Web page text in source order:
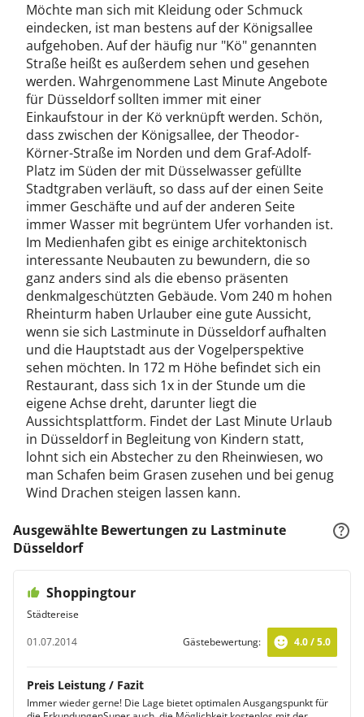
Möchte man sich mit Kleidung oder Schmuck
eindecken, ist man bestens auf der Königsallee
aufgehoben. Auf der häufig nur "Kö" genannten
Straße heißt es außerdem sehen und gesehen
werden. Wahrgenommene Last Minute Angebote
für Düsseldorf sollten immer mit einer
Einkaufstour in der Kö verknüpft werden. Schön,
dass zwischen der Königsallee, der Theodor-
Körner-Straße im Norden und dem Graf-Adolf-
Platz im Süden der mit Düsselwasser gefüllte
Stadtgraben verläuft, so dass auf der einen Seite
immer Geschäfte und auf der anderen Seite
immer Wasser mit begrüntem Ufer vorhanden ist.
Im Medienhafen gibt es einige architektonisch
interessante Neubauten zu bewundern, die so
ganz anders sind als die ebenso präsenten
denkmalgeschützten Gebäude. Vom 240 m hohen
Rheinturm haben Urlauber eine gute Aussicht,
wenn sie sich Lastminute in Düsseldorf aufhalten
und die Hauptstadt aus der Vogelperspektive
sehen möchten. In 172 m Höhe befindet sich ein
Restaurant, dass sich 1x in der Stunde um die
eigene Achse dreht, darunter liegt die
Aussichtsplattform. Findet der Last Minute Urlaub
in Düsseldorf in Begleitung von Kindern statt,
lohnt sich ein Abstecher zu den Rheinwiesen, wo
man Schafen beim Grasen zusehen und bei genug
Wind Drachen steigen lassen kann.
Ausgewählte Bewertungen zu Lastminute
Düsseldorf
Shoppingtour
Städtereise
01.07.2014
Gästebewertung: 4.0 / 5.0
Preis Leistung / Fazit
Immer wieder gerne! Die Lage bietet optimalen Ausgangspunkt für